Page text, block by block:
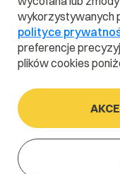
wykorzystywanych
polityce
preferencje
plików cookies